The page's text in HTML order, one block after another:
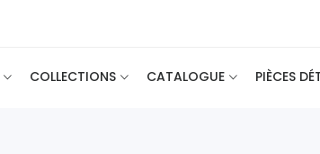
COLLECTIONS CATALOGUE PIÈCES